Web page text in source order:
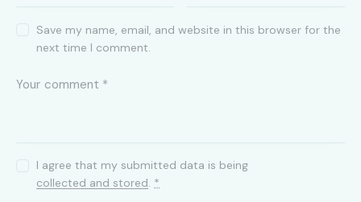
Save my name, email, and website in this browser for the
next time I comment.
I agree that my submitted data is being
collected and stored. *